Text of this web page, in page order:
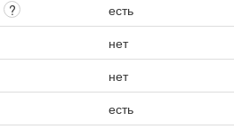
?
есть
нет
нет
есть